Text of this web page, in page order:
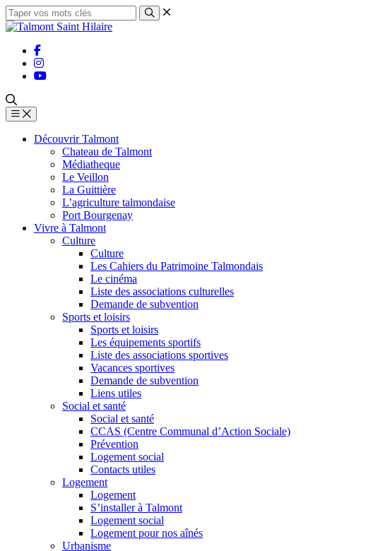
Découvrir Talmont
Chateau de Talmont
Médiatheque
Le Veillon
La Guittière
L’agriculture talmondaise
Port Bourgenay
Vivre à Talmont
Culture
Culture
Les Cahiers du Patrimoine Talmondais
Le cinéma
Liste des associations culturelles
Demande de subvention
Sports et loisirs
Sports et loisirs
Les équipements sportifs
Liste des associations sportives
Vacances sportives
Demande de subvention
Liens utiles
Social et santé
Social et santé
CCAS (Centre Communal d’Action Sociale)
Prévention
Logement social
Contacts utiles
Logement
Logement
S’installer à Talmont
Logement social
Logement pour nos aînés
Urbanisme